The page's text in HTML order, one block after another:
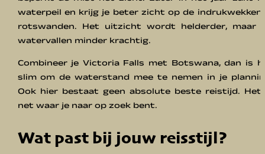
waterpeil en krijg je beter zicht op de
rotswanden. Het uitzicht wordt helderder, maar
watervallen minder krachtig.
Combineer je Victoria Falls met Botswana, dan is
slim om de waterstand mee te nemen in je
Ook hier bestaat geen absolute beste reistijd. Het
net waar je naar op zoek bent.
Wat past bij jouw reisstijl?